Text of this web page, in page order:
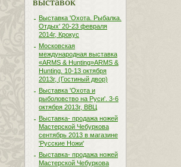
Выставка 'Охота. Рыбалка.
Отдых' 20-23 февраля
2014г, Крокус
Московская
международная выставка
«ARMS & Hunting»ARMS &
Hunting. 10-13 октября
2013г, (Гостиный двор)
Выставка 'Охота и
рыболовство на Руси'. 3-6
октября 2013г, ВВЦ
Выставка- продажа ножей
Мастерской Чебуркова
сентябрь 2013 в магазине
'Русские Ножи'
Выставка- продажа ножей
Мастерской Чебуркова